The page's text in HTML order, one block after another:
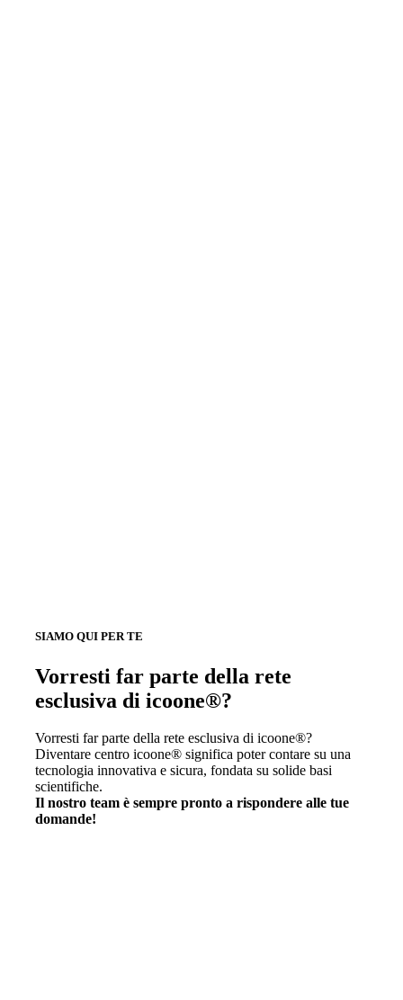
SIAMO QUI PER TE
Vorresti far parte della rete
esclusiva di icoone®?
Vorresti far parte della rete esclusiva di icoone®?
Diventare centro icoone® significa poter contare su una
tecnologia innovativa e sicura, fondata su solide basi
scientifiche.
Il nostro team è sempre pronto a rispondere alle tue
domande!